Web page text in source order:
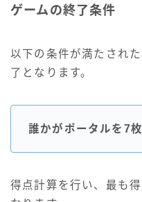
ゲームの終了条件
以下の条件が満たされ
了となります。
誰かがポータルを7
得点計算を行い、最も